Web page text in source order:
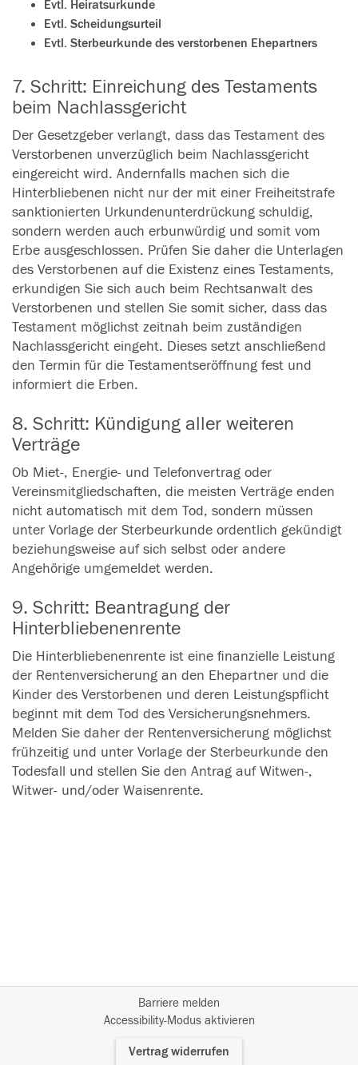
Evtl. Heiratsurkunde
Evtl. Scheidungsurteil
Evtl. Sterbeurkunde des verstorbenen Ehepartners
7. Schritt: Einreichung des Testaments
beim Nachlassgericht
Der Gesetzgeber verlangt, dass das Testament des
Verstorbenen unverzüglich beim Nachlassgericht
eingereicht wird. Andernfalls machen sich die
Hinterbliebenen nicht nur der mit einer Freiheitstrafe
sanktionierten Urkundenunterdrückung schuldig,
sondern werden auch erbunwürdig und somit vom
Erbe ausgeschlossen. Prüfen Sie daher die Unterlagen
des Verstorbenen auf die Existenz eines Testaments,
erkundigen Sie sich auch beim Rechtsanwalt des
Verstorbenen und stellen Sie somit sicher, dass das
Testament möglichst zeitnah beim zuständigen
Nachlassgericht eingeht. Dieses setzt anschließend
den Termin für die Testamentseröffnung fest und
informiert die Erben.
8. Schritt: Kündigung aller weiteren
Verträge
Ob Miet-, Energie- und Telefonvertrag oder
Vereinsmitgliedschaften, die meisten Verträge enden
nicht automatisch mit dem Tod, sondern müssen
unter Vorlage der Sterbeurkunde ordentlich gekündigt
beziehungsweise auf sich selbst oder andere
Angehörige umgemeldet werden.
9. Schritt: Beantragung der
Hinterbliebenenrente
Die Hinterbliebenenrente ist eine finanzielle Leistung
der Rentenversicherung an den Ehepartner und die
Kinder des Verstorbenen und deren Leistungspflicht
beginnt mit dem Tod des Versicherungsnehmers.
Melden Sie daher der Rentenversicherung möglichst
frühzeitig und unter Vorlage der Sterbeurkunde den
Todesfall und stellen Sie den Antrag auf Witwen-,
Witwer- und/oder Waisenrente.
Barriere melden
Accessibility-Modus aktivieren
Vertrag widerrufen